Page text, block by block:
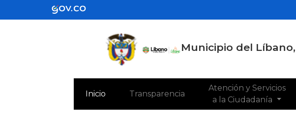
Municipio del
Inicio(current)Transparencia
Atención y Servicios
a la Ciudadanía